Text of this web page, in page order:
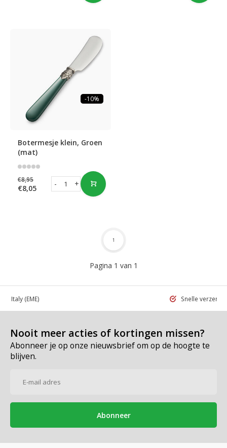
-10%
Botermesje klein, Groen
(mat)
€8,95
€8,05 +
-
Pagina 1 van 1
1
in Italy (EME) Snelle
Nooit meer acties of kortingen missen?
Abonneer je op onze nieuwsbrief om op de hoogte te
blijven.
Abonneer